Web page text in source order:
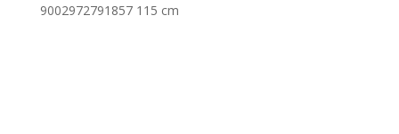
9002972791857 115 cm